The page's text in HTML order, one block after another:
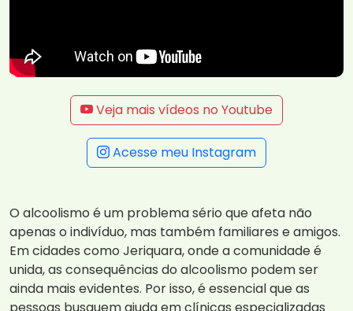
Veja mais vídeos no Youtube
Acesse meu Instagram
O alcoolismo é um problema sério que afeta não
apenas o indivíduo, mas também familiares e amigos.
Em cidades como Jeriquara, onde a comunidade é
unida, as consequências do alcoolismo podem ser
ainda mais evidentes. Por isso, é essencial que as